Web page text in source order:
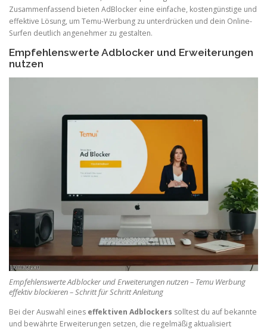
Zusammenfassend bieten AdBlocker eine einfache, kostengünstige und
effektive Lösung, um Temu-Werbung zu unterdrücken und dein Online-
Surfen deutlich angenehmer zu gestalten.
Empfehlenswerte Adblocker und Erweiterungen
nutzen
Empfehlenswerte Adblocker und Erweiterungen nutzen – Temu Werbung
effektiv blockieren – Schritt für Schritt Anleitung
Bei der Auswahl eines effektiven Adblockers solltest du auf bekannte
und bewährte Erweiterungen setzen, die regelmäßig aktualisiert